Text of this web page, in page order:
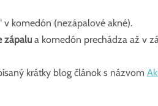
komedón (nezápalové akné).
zápalu a komedón prechádza až v
krátky blog článok s názvom